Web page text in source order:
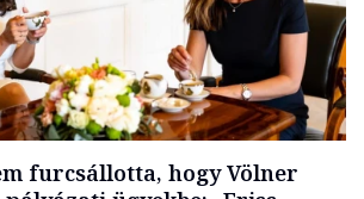
furcsállotta, hogy Völner